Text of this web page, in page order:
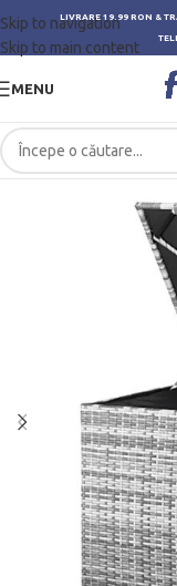
Skip to navigation
Skip to main content
LIVRARE 19.99 RON &
MENU